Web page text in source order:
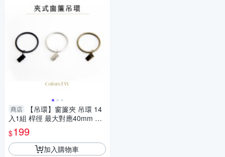
商店
【吊環】窗簾夾 吊環 14
入1組 桿徑 最大對應40mm 配
件 鱷魚夾 五金用品
$199
加入購物車